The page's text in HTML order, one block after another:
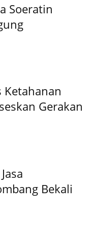
Soeratin
Ketahanan
Gerakan
Bekali